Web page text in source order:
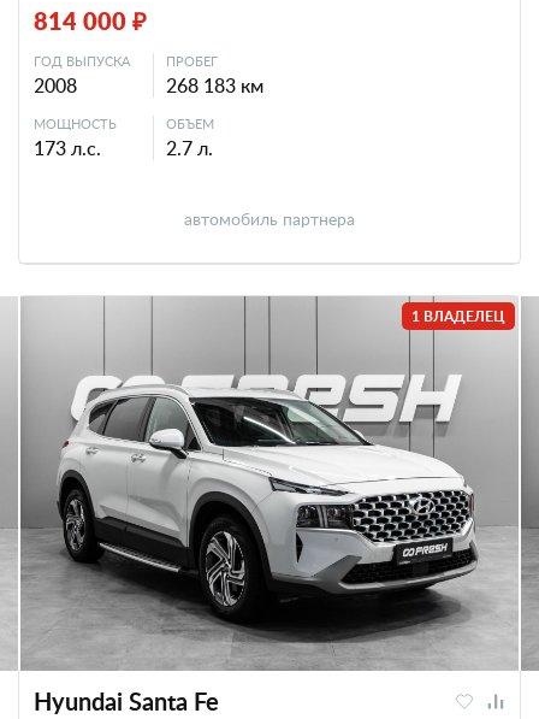
814 000 ₽
ГОД ВЫПУСКА
2008
ПРОБЕГ
268 183 км
МОЩНОСТЬ
173 л.с.
ОБЪЕМ
2.7 л.
автомобиль партнера
1 ВЛАДЕЛЕЦ
Hyundai Santa Fe